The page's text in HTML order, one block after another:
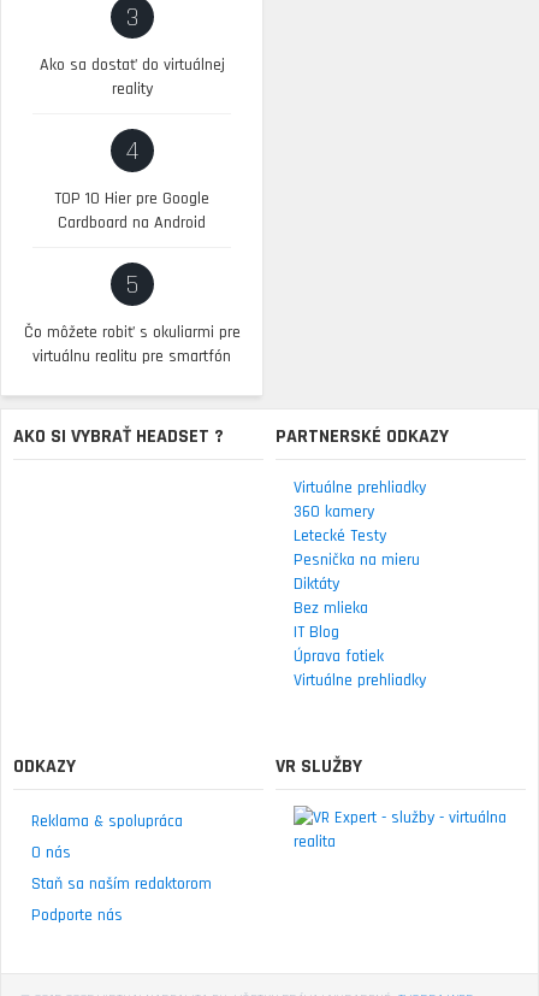
3
Ako sa dostať do virtuálnej
reality
4
TOP 10 Hier pre Google
Cardboard na Android
5
Čo môžete robiť s okuliarmi pre
virtuálnu realitu pre smartfón
AKO SI VYBRAŤ HEADSET ? PARTNERSKÉ ODKAZY
Virtuálne prehliadky
360 kamery
Letecké Testy
Pesnička na mieru
Diktáty
Bez mlieka
IT Blog
Úprava fotiek
Virtuálne prehliadky
ODKAZY
Reklama & spolupráca
O nás
Staň sa naším redaktorom
Podporte nás
VR SLUŽBY